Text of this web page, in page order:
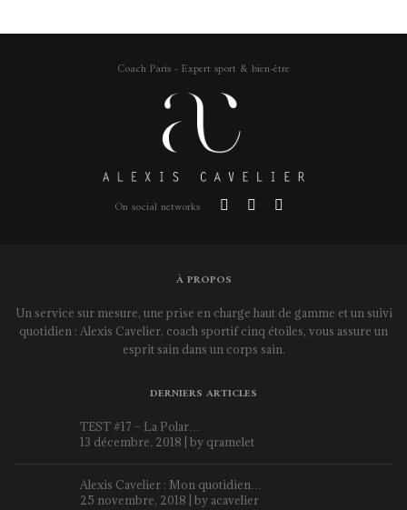
Coach Paris - Expert sport & bien-être
On social networks
À PROPOS
Un service sur mesure, une prise en charge haut de gamme et un suivi
quotidien : Alexis Cavelier, coach sportif cinq étoiles, vous assure un
esprit sain dans un corps sain.
DERNIERS ARTICLES
TEST #17 – La Polar…
13 décembre, 2018 | by qramelet
Alexis Cavelier : Mon quotidien…
25 novembre, 2018 | by acavelier